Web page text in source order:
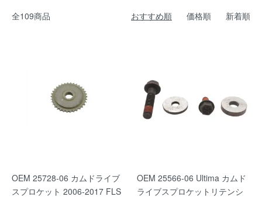
全109商品 おすすめ順 価格順 新着順
OEM 25728-06 カムドライブ
スプロケット 2006-2017 FLS
OEM 25566-06 Ultima カムド
ライブスプロケットリテンシ